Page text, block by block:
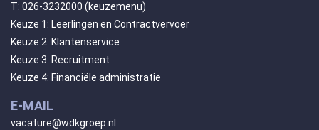
T: 026-3232000 (keuzemenu)
Keuze 1: Leerlingen en Contractvervoer
Keuze 2: Klantenservice
Keuze 3: Recruitment
Keuze 4: Financiële administratie
E-MAIL
vacature@wdkgroep.nl